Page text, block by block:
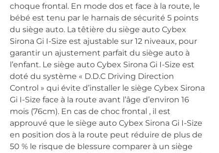
choque frontal. En mode dos et face à la route, le
bébé est tenu par le harnais de sécurité 5 points
du siège auto. La têtière du siège auto Cybex
Sirona Gi I-Size est ajustable sur 12 niveaux, pour
garantir un ajustement parfait du siège auto à
l’enfant. Le siège auto Cybex Sirona Gi I-Size est
doté du système « D.D.C Driving Direction
Control » qui évite d’installer le siège Cybex Sirona
Gi I-Size face à la route avant l’âge d’environ 16
mois (76cm). En cas de choc frontal , il est
approuvé que le siège auto Cybex Sirona Gi I-Size
en position dos à la route peut réduire de plus de
50 % le risque de blessure comparer à un siège